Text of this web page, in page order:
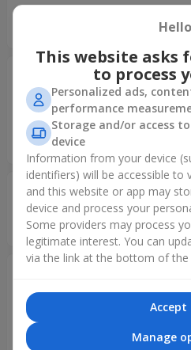
Дякую за швидку доставку
сподобались, свіженькі. Буду
15.09.2024
5
Замовляла букет для подруги,
свіжі квіти, через день
ще гарніші. Дякую за працю
Дмитро 13.08.2024
5
Топ сервіс
5
Вперше скористувалась
іншого міста". Дуже
професіоналізмом
This website asks
to process
Personalized ads,
performance
Storage and/or access
device
Information from your device
identifiers) will be accessible to
and this website or app may
device and process your
Some providers may process
legitimate interest. You can
via the link at the bottom of the
Accept
Manage